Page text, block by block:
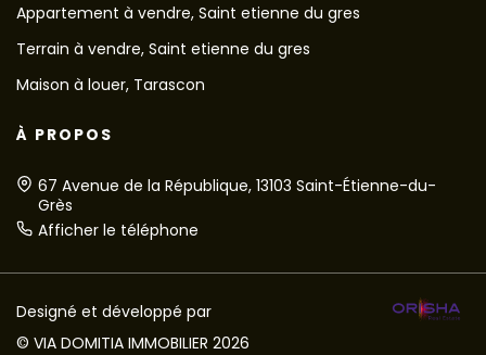
Appartement à vendre, Saint etienne du gres
Terrain à vendre, Saint etienne du gres
Maison à louer, Tarascon
À PROPOS
67 Avenue de la République, 13103 Saint-Étienne-du-
Grès
Afficher le téléphone
Designé et développé par
© VIA DOMITIA IMMOBILIER 2026